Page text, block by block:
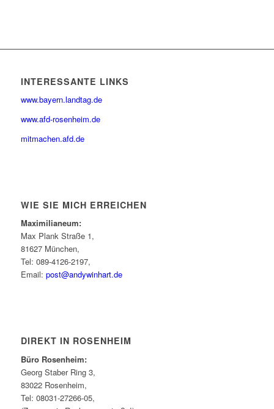
INTERESSANTE LINKS
www.bayern.landtag.de
www.afd-rosenheim.de
mitmachen.afd.de
WIE SIE MICH ERREICHEN
Maximilianeum:
Max Plank Straße 1,
81627 München,
Tel: 089-4126-2197,
Email: post@andywinhart.de
DIREKT IN ROSENHEIM
Büro Rosenheim:
Georg Staber Ring 3,
83022 Rosenheim,
Tel: 08031-27266-05,